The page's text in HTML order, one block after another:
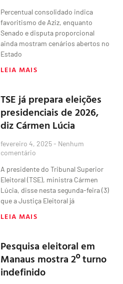
Percentual consolidado indica
favoritismo de Aziz, enquanto
Senado e disputa proporcional
ainda mostram cenários abertos no
Estado
LEIA MAIS
TSE já prepara eleições
presidenciais de 2026,
diz Cármen Lúcia
fevereiro 4, 2025 Nenhum
comentário
A presidente do Tribunal Superior
Eleitoral (TSE), ministra Cármen
Lúcia, disse nesta segunda-feira (3)
que a Justiça Eleitoral já
LEIA MAIS
Pesquisa eleitoral em
Manaus mostra 2º turno
indefinido